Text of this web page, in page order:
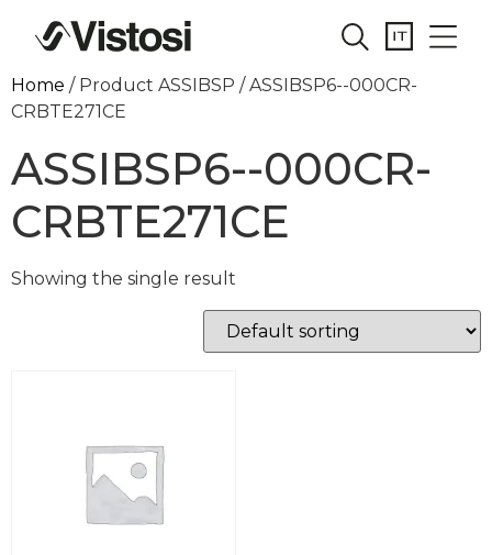
Home / Product ASSIBSP / ASSIBSP6--000CR-
CRBTE271CE
ASSIBSP6--000CR-
CRBTE271CE
Showing the single result